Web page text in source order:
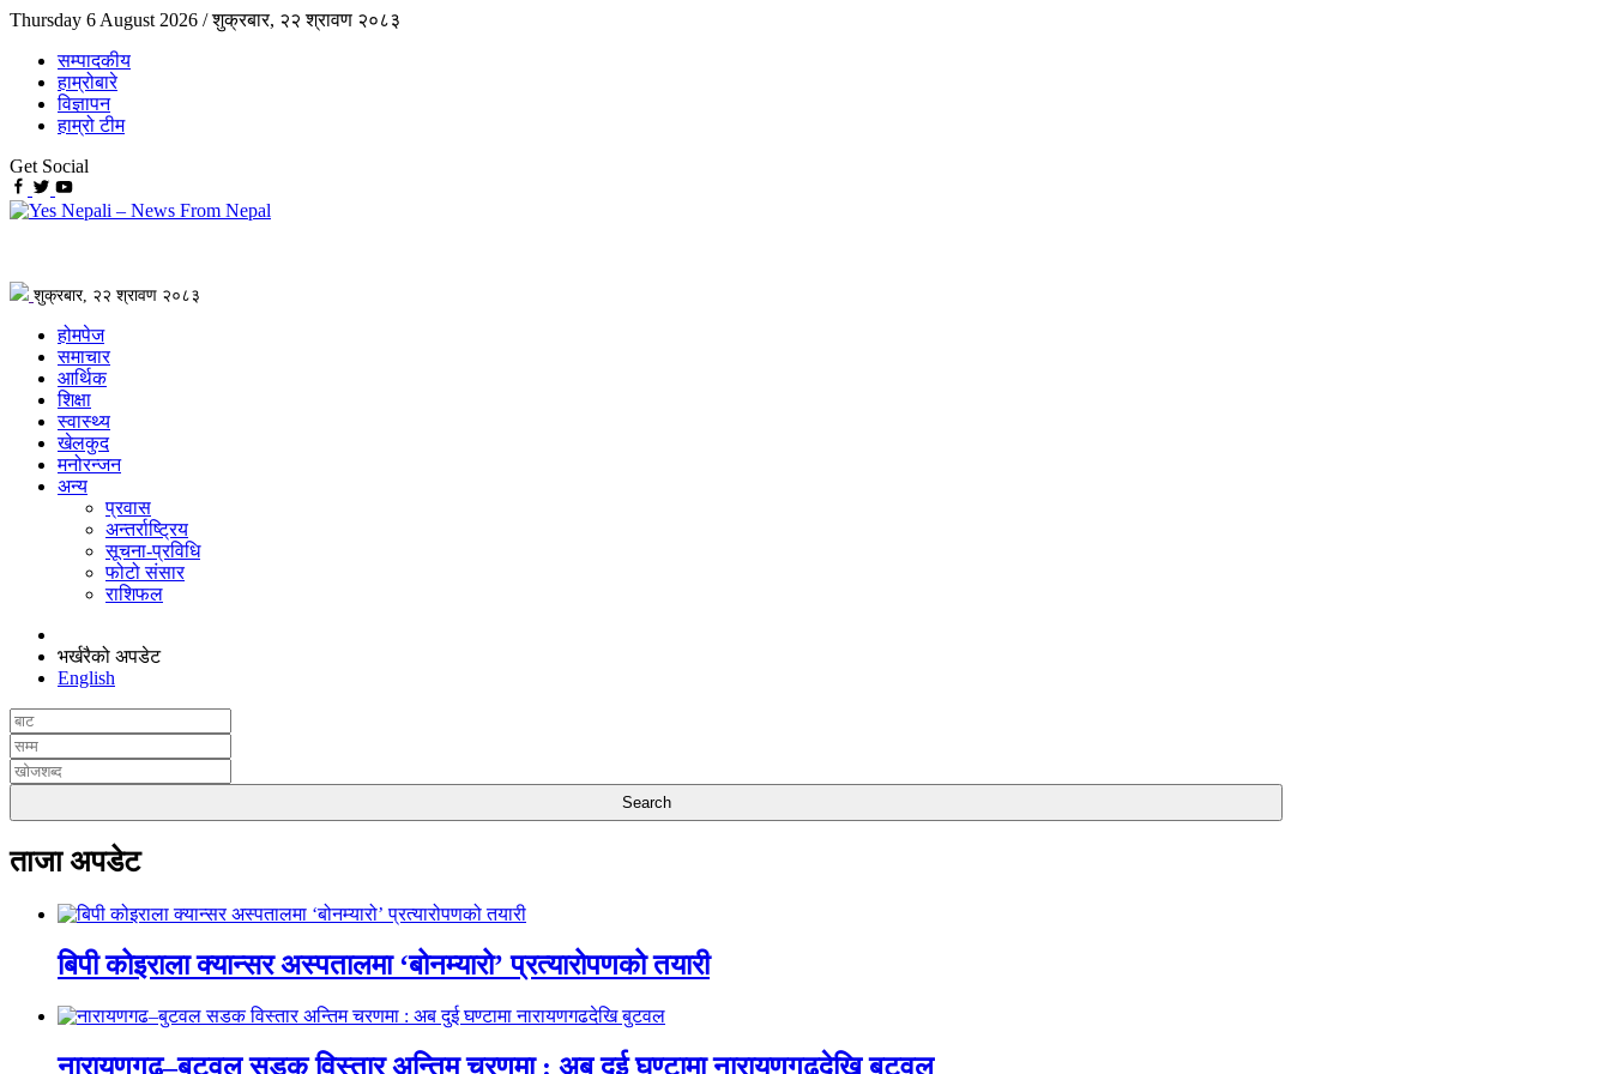
Thursday 6 August 2026 /शुक्रबार, २२ श्रावण २०८३
सम्पादकीय
हाम्रोबारे
विज्ञापन
हाम्रो टीम
Get Social
शुक्रबार, २२ श्रावण २०८३
होमपेज
समाचार
आर्थिक
शिक्षा
स्वास्थ्य
खेलकुद
मनोरन्जन
अन्य
प्रवास
अन्तर्राष्ट्रिय
सूचना-प्रविधि
फोटो संसार
राशिफल
भर्खरैको अपडेट
English
ताजा अपडेट
बिपी कोइराला क्यान्सर अस्पतालमा ‘बोनम्यारो’ प्रत्यारोपणको तयारी
नारायणगढ–बुटवल सडक विस्तार अन्तिम चरणमा : अब दुई घण्टामा नारायणगढदेखि बुटवल